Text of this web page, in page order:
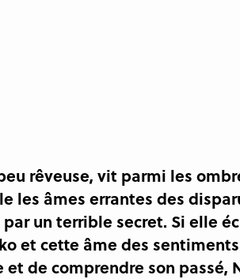
rêveuse, vit parmi les
âmes errantes des
un terrible secret. Si elle
et cette âme des
de comprendre son